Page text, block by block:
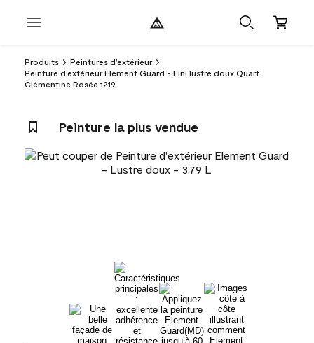
Produits
Peintures d’extérieur
Peinture d’extérieur Element Guard - Fini lustre doux Quart
Clémentine Rosée 1219
Peinture la plus vendue